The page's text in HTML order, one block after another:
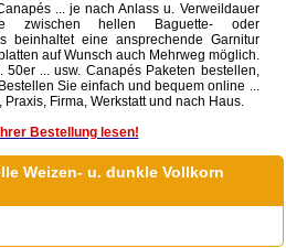
... je nach Anlass u. Verweildauer
zwischen hellen Baguette- oder
beinhaltet eine ansprechende Garnitur
auf Wunsch auch Mehrweg möglich.
... usw. Canapés Paketen bestellen,
Sie einfach und bequem online ...
Firma, Werkstatt und nach Haus.
Bestellung lesen!
Weizen- u. dunkle Vollkorn